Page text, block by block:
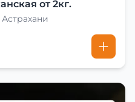
от 2кг.